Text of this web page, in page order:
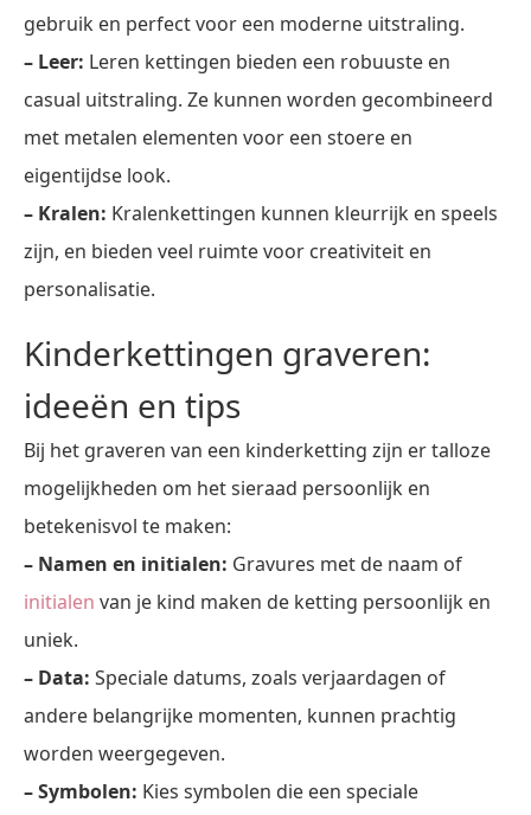
gebruik en perfect voor een moderne uitstraling.
– Leer: Leren kettingen bieden een robuuste en
casual uitstraling. Ze kunnen worden gecombineerd
met metalen elementen voor een stoere en
eigentijdse look.
– Kralen: Kralenkettingen kunnen kleurrijk en speels
zijn, en bieden veel ruimte voor creativiteit en
personalisatie.
Kinderkettingen graveren:
ideeën en tips
Bij het graveren van een kinderketting zijn er talloze
mogelijkheden om het sieraad persoonlijk en
betekenisvol te maken:
– Namen en initialen: Gravures met de naam of
initialen van je kind maken de ketting persoonlijk en
uniek.
– Data: Speciale datums, zoals verjaardagen of
andere belangrijke momenten, kunnen prachtig
worden weergegeven.
– Symbolen: Kies symbolen die een speciale